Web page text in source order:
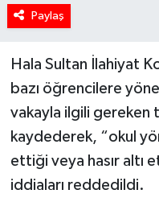
Paylaş
Hala Sultan İlahiyat
bazı öğrencilere
vakayla ilgili gereken
kaydederek, “okul
ettiği veya hasır altı
iddiaları reddedildi.